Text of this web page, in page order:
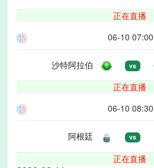
正在直播
06-10 07:00
沙特阿拉伯 vs
正在直播
06-10 08:30
阿根廷 vs
正在直播